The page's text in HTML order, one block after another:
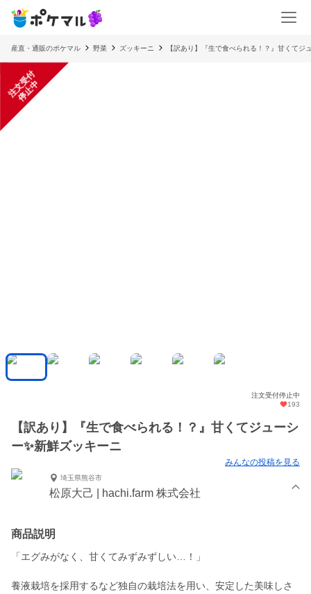
産直・通販のポケマル 野菜 ズッキーニ 【訳あり】『生で食べられる！？』甘くてジ
注
文
受
付
停
止
中
注文受付停止中
193
【訳あり】『生で食べられる！？』甘くてジューシ
ー✨新鮮ズッキーニ
みんなの投稿を見る
埼玉県熊谷市
松原大己 | hachi.farm 株式会社
商品説明
「エグみがなく、甘くてみずみずしい…！」
養液栽培を採用するなど独自の栽培法を用い、安定した美味しさ